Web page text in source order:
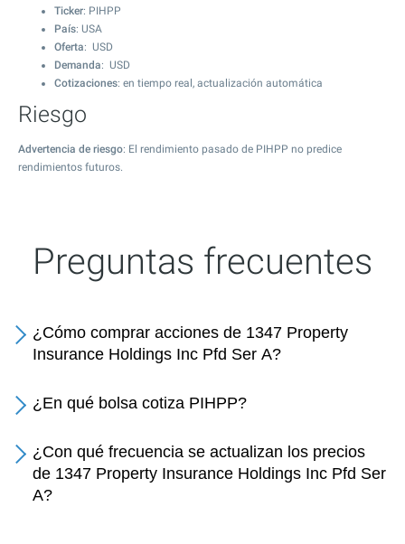
Ticker: PIHPP
País: USA
Oferta: USD
Demanda: USD
Cotizaciones: en tiempo real, actualización automática
Riesgo
Advertencia de riesgo: El rendimiento pasado de PIHPP no predice
rendimientos futuros.
Preguntas frecuentes
¿Cómo comprar acciones de 1347 Property
Insurance Holdings Inc Pfd Ser A?
¿En qué bolsa cotiza PIHPP?
¿Con qué frecuencia se actualizan los precios
de 1347 Property Insurance Holdings Inc Pfd Ser
A?